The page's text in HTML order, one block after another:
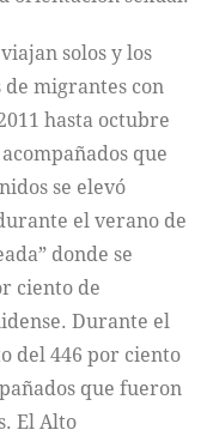
solos y los
de migrantes con
hasta octubre
que
se elevó
el verano de
donde se
ciento de
Durante el
del 446 por ciento
que fueron
El Alto